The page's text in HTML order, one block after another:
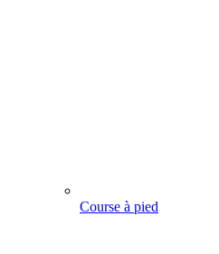
Course à pied